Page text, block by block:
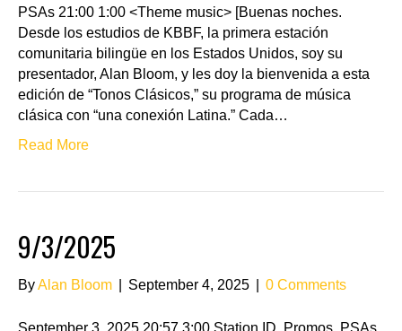
PSAs 21:00 1:00 <Theme music> [Buenas noches.
Desde los estudios de KBBF, la primera estación
comunitaria bilingüe en los Estados Unidos, soy su
presentador, Alan Bloom, y les doy la bienvenida a esta
edición de “Tonos Clásicos,” su programa de música
clásica con “una conexión Latina.” Cada…
Read More
9/3/2025
ByAlan Bloom September 4, 2025 0 Comments
September 3, 2025 20:57 3:00 Station ID, Promos, PSAs